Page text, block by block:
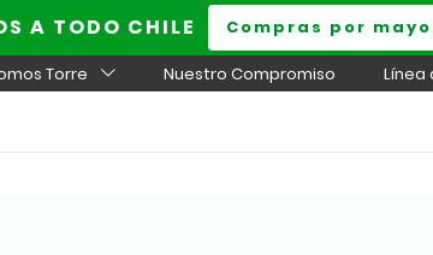
A TODO CHILE Compras por
Torre Nuestro Compromiso Línea